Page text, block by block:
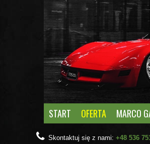
START OFERTA MARCO
Skontaktuj się z nami: +48 536